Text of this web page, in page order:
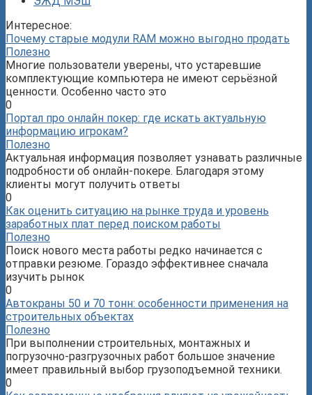
Интересное:
Почему старые модули RAM можно выгодно продать
Полезно
Многие пользователи уверены, что устаревшие
комплектующие компьютера не имеют серьёзной
ценности. Особенно часто это
0
Портал про онлайн покер: где искать актуальную
информацию игрокам?
Полезно
Актуальная информация позволяет узнавать различные
подробности об онлайн-покере. Благодаря этому
клиенты могут получить ответы
0
Как оценить ситуацию на рынке труда и уровень
заработных плат перед поиском работы
Полезно
Поиск нового места работы редко начинается с
отправки резюме. Гораздо эффективнее сначала
изучить рынок
0
Автокраны 50 и 70 тонн: особенности применения на
строительных объектах
Полезно
При выполнении строительных, монтажных и
погрузочно-разгрузочных работ большое значение
имеет правильный выбор грузоподъемной техники.
0